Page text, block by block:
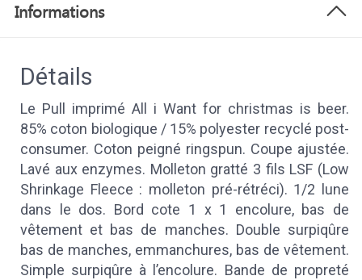
Informations
Détails
Le Pull imprimé All i Want for christmas is beer.
85% coton biologique / 15% polyester recyclé post-
consumer. Coton peigné ringspun. Coupe ajustée.
Lavé aux enzymes. Molleton gratté 3 fils LSF (Low
Shrinkage Fleece : molleton pré-rétréci). 1/2 lune
dans le dos. Bord cote 1 x 1 encolure, bas de
vêtement et bas de manches. Double surpiqûre
bas de manches, emmanchures, bas de vêtement.
Simple surpiqûre à l’encolure. Bande de propreté